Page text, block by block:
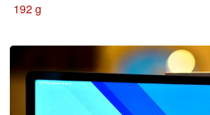
allerdings einige Enttäuschungen ans
192 g